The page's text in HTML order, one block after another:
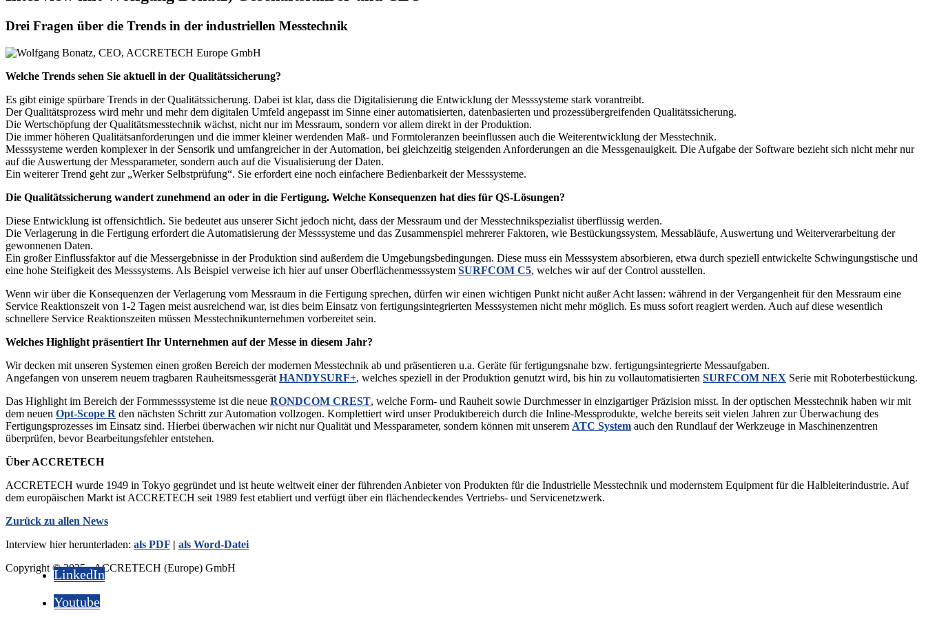
Drei Fragen über die Trends in der industriellen Messtechnik
Welche Trends sehen Sie aktuell in der Qualitätssicherung?
Es gibt einige spürbare Trends in der Qualitätssicherung. Dabei ist klar, dass die Digitalisierung die Entwicklung der Messsysteme stark vorantreibt.
Der Qualitätsprozess wird mehr und mehr dem digitalen Umfeld angepasst im Sinne einer automatisierten, datenbasierten und prozessübergreifenden Qualitätssicherung.
Die Wertschöpfung der Qualitätsmesstechnik wächst, nicht nur im Messraum, sondern vor allem direkt in der Produktion.
Die immer höheren Qualitätsanforderungen und die immer kleiner werdenden Maß- und Formtoleranzen beeinflussen auch die Weiterentwicklung der Messtechnik.
Messsysteme werden komplexer in der Sensorik und umfangreicher in der Automation, bei gleichzeitig steigenden Anforderungen an die Messgenauigkeit. Die Aufgabe der Software bezieht sich nicht mehr nur
auf die Auswertung der Messparameter, sondern auch auf die Visualisierung der Daten.
Ein weiterer Trend geht zur „Werker Selbstprüfung“. Sie erfordert eine noch einfachere Bedienbarkeit der Messsysteme.
Die Qualitätssicherung wandert zunehmend an oder in die Fertigung. Welche Konsequenzen hat dies für QS-Lösungen?
Diese Entwicklung ist offensichtlich. Sie bedeutet aus unserer Sicht jedoch nicht, dass der Messraum und der Messtechnikspezialist überflüssig werden.
Die Verlagerung in die Fertigung erfordert die Automatisierung der Messsysteme und das Zusammenspiel mehrerer Faktoren, wie Bestückungssystem, Messabläufe, Auswertung und Weiterverarbeitung der
gewonnenen Daten.
Ein großer Einflussfaktor auf die Messergebnisse in der Produktion sind außerdem die Umgebungsbedingungen. Diese muss ein Messsystem absorbieren, etwa durch speziell entwickelte Schwingungstische und
eine hohe Steifigkeit des Messsystems. Als Beispiel verweise ich hier auf unser Oberflächenmesssystem SURFCOM C5, welches wir auf der Control ausstellen.
Wenn wir über die Konsequenzen der Verlagerung vom Messraum in die Fertigung sprechen, dürfen wir einen wichtigen Punkt nicht außer Acht lassen: während in der Vergangenheit für den Messraum eine
Service Reaktionszeit von 1-2 Tagen meist ausreichend war, ist dies beim Einsatz von fertigungsintegrierten Messsystemen nicht mehr möglich. Es muss sofort reagiert werden. Auch auf diese wesentlich
schnellere Service Reaktionszeiten müssen Messtechnikunternehmen vorbereitet sein.
Welches Highlight präsentiert Ihr Unternehmen auf der Messe in diesem Jahr?
Wir decken mit unseren Systemen einen großen Bereich der modernen Messtechnik ab und präsentieren u.a. Geräte für fertigungsnahe bzw. fertigungsintegrierte Messaufgaben.
Angefangen von unserem neuem tragbaren Rauheitsmessgerät HANDYSURF+, welches speziell in der Produktion genutzt wird, bis hin zu vollautomatisierten SURFCOM NEX Serie mit Roboterbestückung.
Das Highlight im Bereich der Formmesssysteme ist die neue RONDCOM CREST, welche Form- und Rauheit sowie Durchmesser in einzigartiger Präzision misst. In der optischen Messtechnik haben wir mit
dem neuen Opt-Scope R den nächsten Schritt zur Automation vollzogen. Komplettiert wird unser Produktbereich durch die Inline-Messprodukte, welche bereits seit vielen Jahren zur Überwachung des
Fertigungsprozesses im Einsatz sind. Hierbei überwachen wir nicht nur Qualität und Messparameter, sondern können mit unserem ATC System auch den Rundlauf der Werkzeuge in Maschinenzentren
überprüfen, bevor Bearbeitungsfehler entstehen.
Über ACCRETECH
ACCRETECH wurde 1949 in Tokyo gegründet und ist heute weltweit einer der führenden Anbieter von Produkten für die Industrielle Messtechnik und modernstem Equipment für die Halbleiterindustrie. Auf
dem europäischen Markt ist ACCRETECH seit 1989 fest etabliert und verfügt über ein flächendeckendes Vertriebs- und Servicenetzwerk.
Zurück zu allen News
Interview hier herunterladen: als PDF | als Word-Datei
Copyright © 2025 - ACCRETECH (Europe) GmbH
LinkedIn
Youtube